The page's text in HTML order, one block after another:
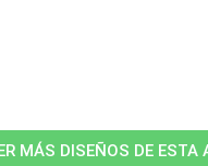
MÁS DISEÑOS DE ESTA